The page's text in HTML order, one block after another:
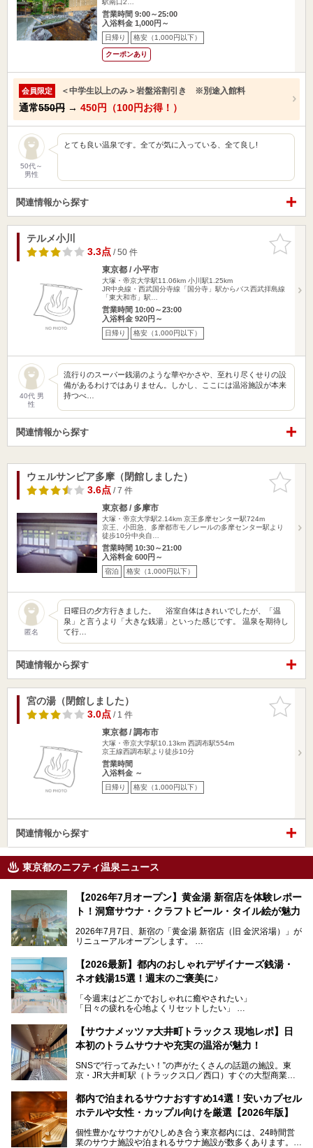
駅南口2…
営業時間 9:00～25:00
入浴料金 1,000円～
日帰り 格安（1,000円以下）
クーポンあり
会員限定 ＜中学生以上のみ＞岩盤浴割引き ※別途入館料
通常550円 → 450円（100円お得！）
50代～
男性
とても良い温泉です。全てが気に入っている、全て良し!
関連情報から探す
お気に入
りに追加
テルメ小川
3.3点/ 50 件
東京都 / 小平市
大塚・帝京大学駅11.06km 小川駅1.25km
JR中央線・西武国分寺線「国分寺」駅からバス西武拝島線
「東大和市」駅…
営業時間 10:00～23:00
入浴料金 920円～
日帰り 格安（1,000円以下）
40代 男
性
流行りのスーパー銭湯のような華やかさや、至れり尽くせりの設
備があるわけではありません。しかし、ここには温浴施設が本来
持つべ…
関連情報から探す
お気に入
りに追加
ウェルサンピア多摩（閉館しました）
3.6点/ 7 件
東京都 / 多摩市
大塚・帝京大学駅2.14km 京王多摩センター駅724m
京王、小田急、多摩都市モノレールの多摩センター駅より
徒歩10分中央自…
営業時間 10:30～21:00
入浴料金 600円～
宿泊 格安（1,000円以下）
匿名
日曜日の夕方行きました。 浴室自体はきれいでしたが、「温
泉」と言うより「大きな銭湯」といった感じです。 温泉を期待し
て行…
関連情報から探す
お気に入
りに追加
宮の湯（閉館しました）
3.0点/ 1 件
東京都 / 調布市
大塚・帝京大学駅10.13km 西調布駅554m
京王線西調布駅より徒歩10分
営業時間
入浴料金 ～
日帰り 格安（1,000円以下）
関連情報から探す
東京都のニフティ温泉ニュース
【2026年7月オープン】黄金湯 新宿店を体験レポー
ト！洞窟サウナ・クラフトビール・タイル絵が魅力
2026年7月7日、新宿の「黄金湯 新宿店（旧 金沢浴場）」が
リニューアルオープンします。
レトロでノスタルジックなタイル絵はそのまま、昔からここ
を知る地元の人にも、新しく足を運んでくれる人にも愛され
る、今の時代の"銭湯"として生まれ変わりました。洞窟のよ
ビアバーなど、新しく登場したスポットも併せて紹介しま
す。充実した設備があるのに、基本の入浴料が銭湯価格の5
【2026最新】都内のおしゃれデザイナーズ銭湯・
ネオ銭湯15選！週末のご褒美に♪
「今週末はどこかでおしゃれに癒やされたい」
「日々の疲れを心地よくリセットしたい」
となっている新しいスタイルの銭湯です。
最近、SNSやメディアで「デザイナーズ銭湯」や「ネオ銭
本記事では、そもそもこれらがどんな銭湯なのか、その気に
いおしゃれな名店15選を、おすすめの順番で一挙にご紹介
します。
【サウナメッツァ大井町トラックス 現地レポ】日
本初のトラムサウナや充実の温浴が魅力！
SNSで“行ってみたい！”の声がたくさんの話題の施設。東
京・JR大井町駅（トラックス口／西口）すぐの大型商業施
ツァ大井町トラックス」がニューオープン。施設の様子をレ
ポ―トします。
都内で泊まれるサウナおすすめ14選！安いカプセル
ホテルや女性・カップル向けを厳選【2026年版】
個性豊かなサウナがひしめき合う東京都内には、24時間営
業のサウナ施設や泊まれるサウナ施設が数多くあります。